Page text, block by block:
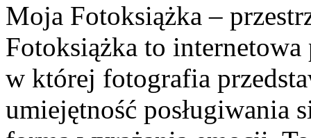
Moja Fotoksiążka –
Fotoksiążka to
w której fotografia
umiejętność posługiwania